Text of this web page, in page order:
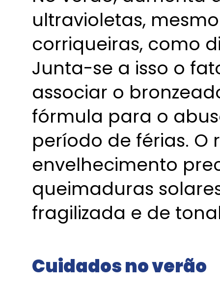
ultravioletas,
corriqueiras, como
Junta-se a isso o
associar o
fórmula para o
período de férias. O
envelhecimento
queimaduras
fragilizada e de
Cuidados no verão